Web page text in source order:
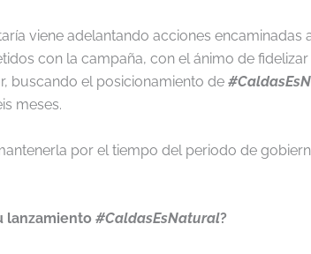
viene adelantando acciones
con la campaña, con el ánimo de
buscando el posicionamiento de
meses.
por el tiempo del periodo de
lanzamiento #CaldasEsNatural?